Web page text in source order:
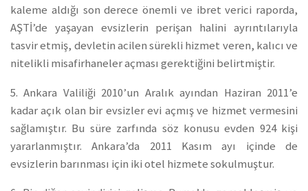
kaleme aldığı son derece önemli ve ibret verici raporda,
AŞTİ’de yaşayan evsizlerin perişan halini ayrıntılarıyla
tasvir etmiş, devletin acilen sürekli hizmet veren, kalıcı ve
nitelikli misafirhaneler açması gerektiğini belirtmiştir.
5. Ankara Valiliği 2010’un Aralık ayından Haziran 2011’e
kadar açık olan bir evsizler evi açmış ve hizmet vermesini
sağlamıştır. Bu süre zarfında söz konusu evden 924 kişi
yararlanmıştır. Ankara’da 2011 Kasım ayı içinde de
evsizlerin barınması için iki otel hizmete sokulmuştur.